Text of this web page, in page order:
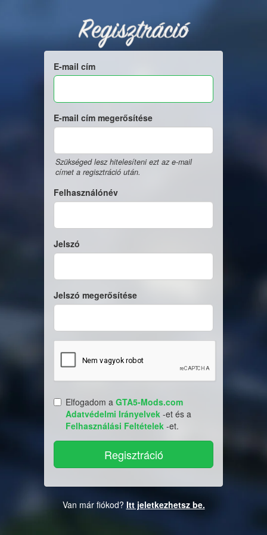
Regisztráció
E-mail cím
E-mail cím megerősítése
Szükséged lesz hitelesíteni ezt az e-mail
címet a regisztráció után.
Felhasználónév
Jelszó
Jelszó megerősítése
Elfogadom a GTA5-Mods.com
Adatvédelmi Irányelvek -et és a
Felhasználási Feltételek -et.
Van már fiókod? Itt jeletkezhetsz be.